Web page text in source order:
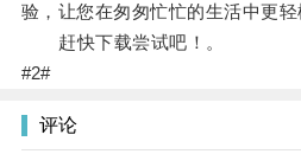
验，让您在匆匆忙忙的生活中更轻
赶快下载尝试吧！。
#2#
评论